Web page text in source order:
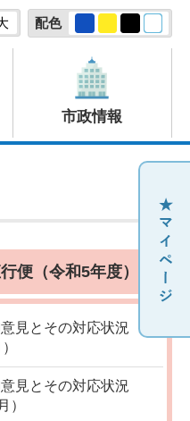
配色
市政情報
便（令和5年度）
見とその対応状況
見とその対応状況
）